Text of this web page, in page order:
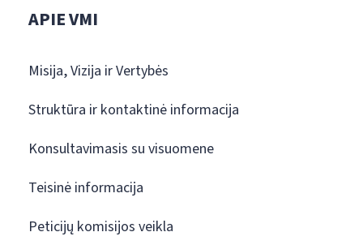
APIE VMI
Misija, Vizija ir Vertybės
Struktūra ir kontaktinė informacija
Konsultavimasis su visuomene
Teisinė informacija
Peticijų komisijos veikla